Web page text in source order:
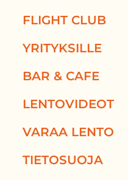
FLIGHT CLUB
YRITYKSILLE
BAR & CAFE
LENTOVIDEOT
VARAA LENTO
TIETOSUOJA